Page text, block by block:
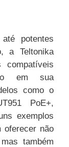
potentes
a Teltonika
compatíveis
em sua
como o
PoE+,
exemplos
oferecer não
também